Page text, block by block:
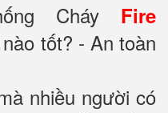
Cháy Fire
tốt? - An toàn
nhiều người có